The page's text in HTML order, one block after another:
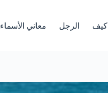
كيف الرجل معاني الأسماء